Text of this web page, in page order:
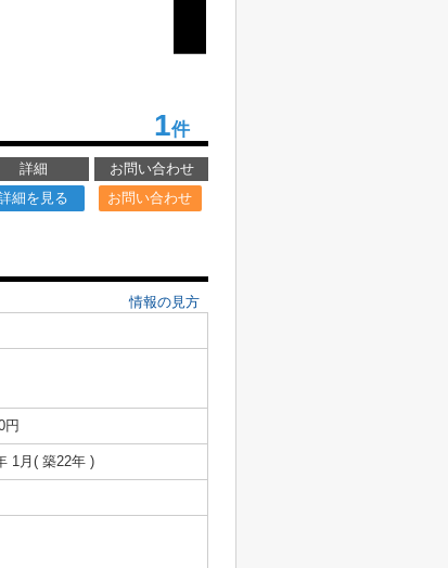
1件
詳細
お問い合わせ
細を見る お問い合わせ
情報の見方
円
1月( 築22年 )